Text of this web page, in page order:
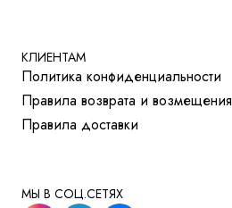
ШКАФЫ И ТУМБЫ
РЕШЕНИЯ ДЛЯ БИЗНЕСА
ДЛЯ ОТЕЛЕЙ
ДЛЯ УЧЕБНЫХ УЧРЕЖДЕНИЙ
КЛИЕНТАМ
Политика конфиденциальности
Правила возврата и возмещения
Правила доставки
МЫ В СОЦ.СЕТЯХ